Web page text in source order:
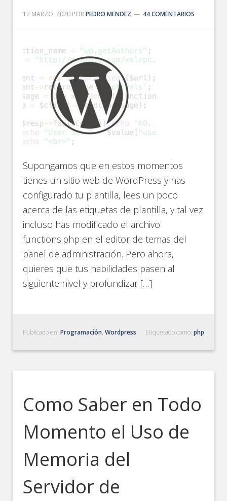
12 MARZO, 2020 PORPEDRO MENDEZ 44 COMENTARIOS
Supongamos que en estos momentos
tienes un sitio web de WordPress y has
configurado tu plantilla, lees un poco
acerca de las etiquetas de plantilla, y tal vez
incluso has modificado el archivo
functions.php en el editor de temas del
panel de administración. Pero ahora,
quieres que tus habilidades pasen al
siguiente nivel y profundizar […]
Publicado en:Programación,Wordpress Etiquetado como: php
Como Saber en Todo
Momento el Uso de
Memoria del
Servidor de